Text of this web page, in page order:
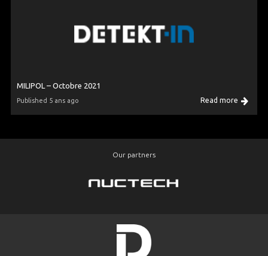
MILIPOL – Octobre 2021
Published 5 ans ago Read more
Our partners